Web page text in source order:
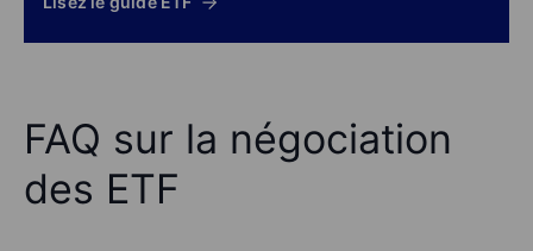
FAQ sur la négociation
des ETF